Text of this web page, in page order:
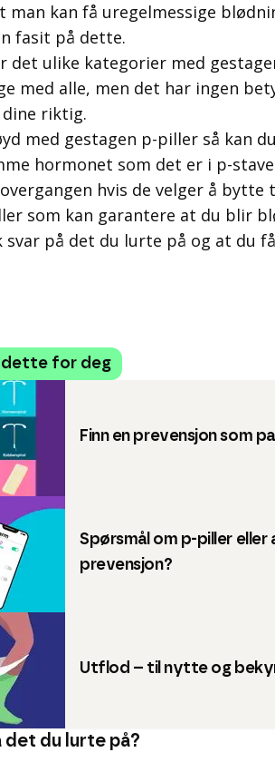
man kan få uregelmessige
fasit på dette.
det ulike kategorier med
med alle, men det har ingen
riktig.
med gestagen p-piller så kan
hormonet som det er i p-
hvis de velger å bytte
som kan garantere at du blir
svar på det du lurte på og at du
dette for deg
Finn en prevensjon som
Spørsmål om p-piller eller
prevensjon?
Utflod – til nytte og
det du lurte på?